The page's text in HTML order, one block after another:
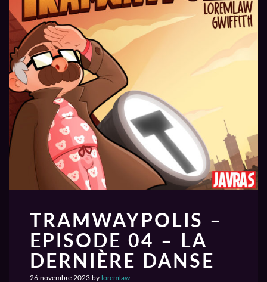
TRAMWAYPOLIS –
EPISODE 04 – LA
DERNIÈRE DANSE
26 novembre 2023 by loremlaw